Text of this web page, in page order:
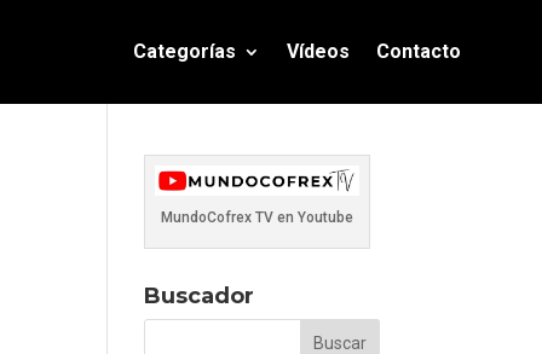
Categorías Vídeos Contacto
MundoCofrex TV en Youtube
Buscador